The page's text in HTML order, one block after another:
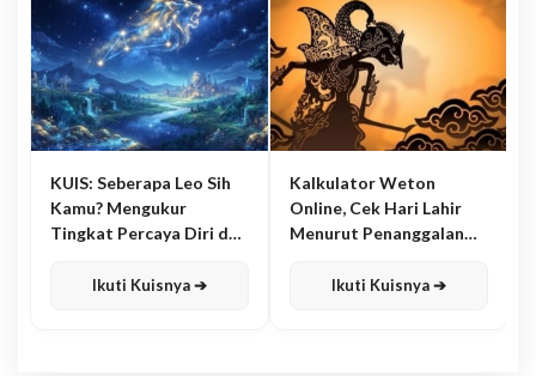
KUIS: Seberapa Leo Sih
Kamu? Mengukur
Tingkat Percaya Diri dan
Ikuti Kuisnya ➔
Kalkulator Weton
Online, Cek Hari Lahir
Menurut Penanggalan
Ikuti Kuisnya ➔